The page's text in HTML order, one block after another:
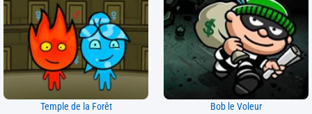
Temple de la Forêt Bob le Voleur